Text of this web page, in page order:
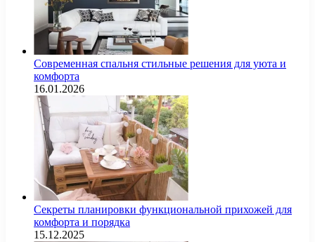
Современная спальня стильные решения для уюта и
комфорта
16.01.2026
Секреты планировки функциональной прихожей для
комфорта и порядка
15.12.2025